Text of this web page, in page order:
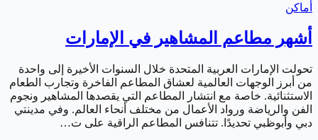
أماكن
أشهر مطاعم المشاهير في الإمارات
تحولت الإمارات العربية المتحدة خلال السنوات الأخيرة إلى واحدة
من أبرز الوجهات العالمية لعشاق المطاعم الفاخرة وتجارب الطعام
الاستثنائية. خاصة مع انتشار المطاعم التي يقصدها المشاهير ونجوم
الفن والرياضة ورواد الأعمال من مختلف أنحاء العالم. وفي مدينتي
دبي وأبوظبي تحديدًا. تتنافس المطاعم الراقية على ت…